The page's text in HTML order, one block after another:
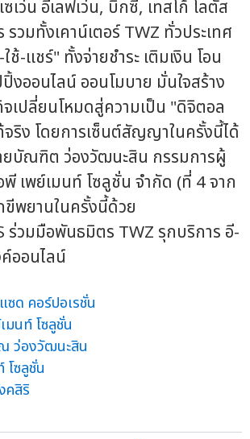
ซเว่น อีเลฟเว่น, บิ๊กซี, เทสโก้ โลตัส
วมทั้งเคาน์เตอร์ TWZ ทั่วประเทศ
ช้-แชร์" ทั้งจ่ายชำระ เติมเงิน โอน
งออนไลน์ ออนโมบาย มั่นใจสร้าง
เปลี่ยนโหมดสู่ความเป็น "ดิจิตอล
จริง โดยการเซ็นต์สัญญาในครั้งนี้ได้
ยบัณฑิต ว่องวัฒนะสิน กรรมการผู้
เพย์เมนท์ โซลูชั่น จำกัด (ที่ 4 จาก
ขีพยานในครั้งนี้ด้วย
ซด คอร์ปอเรชั่น
มนท์ โซลูชั่น
ว่องวัฒนะสิน
โซลูชั่น
คสิริ